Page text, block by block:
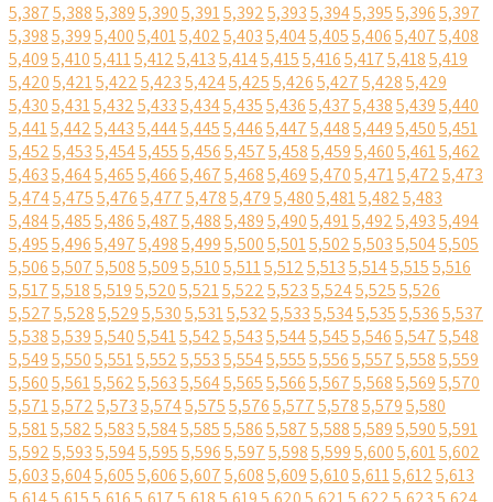
5,3875,3885,3895,3905,3915,3925,3935,3945,3955,3965,397
5,3985,3995,4005,4015,4025,4035,4045,4055,4065,4075,408
5,4095,4105,4115,4125,4135,4145,4155,4165,4175,4185,419
5,4205,4215,4225,4235,4245,4255,4265,4275,4285,429
5,4305,4315,4325,4335,4345,4355,4365,4375,4385,4395,440
5,4415,4425,4435,4445,4455,4465,4475,4485,4495,4505,451
5,4525,4535,4545,4555,4565,4575,4585,4595,4605,4615,462
5,4635,4645,4655,4665,4675,4685,4695,4705,4715,4725,473
5,4745,4755,4765,4775,4785,4795,4805,4815,4825,483
5,4845,4855,4865,4875,4885,4895,4905,4915,4925,4935,494
5,4955,4965,4975,4985,4995,5005,5015,5025,5035,5045,505
5,5065,5075,5085,5095,5105,5115,5125,5135,5145,5155,516
5,5175,5185,5195,5205,5215,5225,5235,5245,5255,526
5,5275,5285,5295,5305,5315,5325,5335,5345,5355,5365,537
5,5385,5395,5405,5415,5425,5435,5445,5455,5465,5475,548
5,5495,5505,5515,5525,5535,5545,5555,5565,5575,5585,559
5,5605,5615,5625,5635,5645,5655,5665,5675,5685,5695,570
5,5715,5725,5735,5745,5755,5765,5775,5785,5795,580
5,5815,5825,5835,5845,5855,5865,5875,5885,5895,5905,591
5,5925,5935,5945,5955,5965,5975,5985,5995,6005,6015,602
5,6035,6045,6055,6065,6075,6085,6095,6105,6115,6125,613